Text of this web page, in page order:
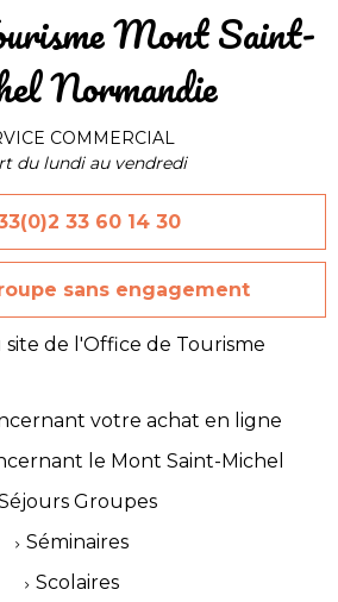
Mont Saint-
Normandie
COMMERCIAL
du lundi au vendredi
33 60 14 30
sans engagement
de l'Office de Tourisme
votre achat en ligne
le Mont Saint-Michel
Groupes
Séminaires
Scolaires